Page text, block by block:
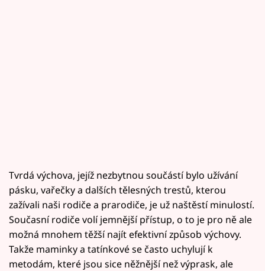
Tvrdá výchova, jejíž nezbytnou součástí bylo užívání
pásku, vařečky a dalších tělesných trestů, kterou
zažívali naši rodiče a prarodiče, je už naštěstí minulostí.
Současní rodiče volí jemnější přístup, o to je pro ně ale
možná mnohem těžší najít efektivní způsob výchovy.
Takže maminky a tatínkové se často uchylují k
metodám, které jsou sice něžnější než výprask, ale